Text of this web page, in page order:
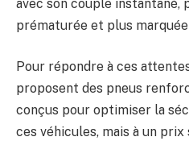
avec son couple instantané,
prématurée et plus marquée
Pour répondre à ces
proposent des pneus
conçus pour optimiser la
ces véhicules, mais à un